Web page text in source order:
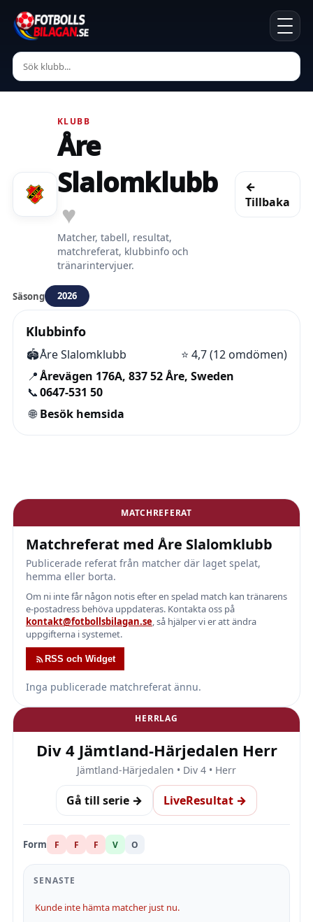
KLUBB
Åre
Slalomklubb
♥
Matcher, tabell, resultat,
matchreferat, klubbinfo och
tränarintervjuer.
←
Tillbaka
Säsong 2026
Klubbinfo
🏟️Åre Slalomklubb ⭐ 4,7 (12 omdömen)
📍Årevägen 176A, 837 52 Åre, Sweden
📞0647-531 50
🌐 Besök hemsida
MATCHREFERAT
Matchreferat med Åre Slalomklubb
Publicerade referat från matcher där laget spelat,
hemma eller borta.
Om ni inte får någon notis efter en spelad match kan tränarens
e-postadress behöva uppdateras. Kontakta oss på
kontakt@fotbollsbilagan.se, så hjälper vi er att ändra
uppgifterna i systemet.
RSS och Widget
Inga publicerade matchreferat ännu.
HERRLAG
Div 4 Jämtland-Härjedalen Herr
Jämtland-Härjedalen • Div 4 • Herr
Gå till serie → LiveResultat →
Form F F F V O
SENASTE
Kunde inte hämta matcher just nu.